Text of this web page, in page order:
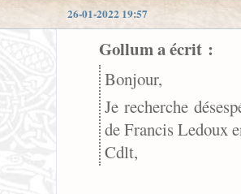
26-01-2022 19:57
Gollum a écrit :
Bonjour,
Je recherche
de Francis Ledoux
Cdlt,